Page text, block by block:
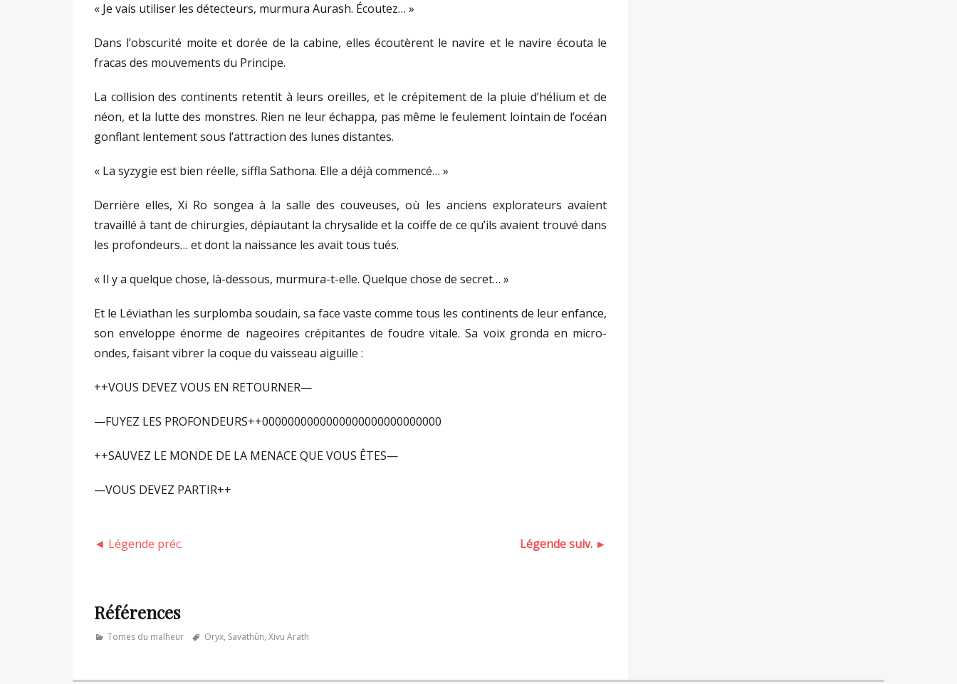
« Je vais utiliser les détecteurs, murmura Aurash. Écoutez… »
Dans l’obscurité moite et dorée de la cabine, elles écoutèrent le navire et le navire écouta le
fracas des mouvements du Principe.
La collision des continents retentit à leurs oreilles, et le crépitement de la pluie d’hélium et de
néon, et la lutte des monstres. Rien ne leur échappa, pas même le feulement lointain de l’océan
gonflant lentement sous l’attraction des lunes distantes.
« La syzygie est bien réelle, siffla Sathona. Elle a déjà commencé… »
Derrière elles, Xi Ro songea à la salle des couveuses, où les anciens explorateurs avaient
travaillé à tant de chirurgies, dépiautant la chrysalide et la coiffe de ce qu’ils avaient trouvé dans
les profondeurs… et dont la naissance les avait tous tués.
« Il y a quelque chose, là-dessous, murmura-t-elle. Quelque chose de secret… »
Et le Léviathan les surplomba soudain, sa face vaste comme tous les continents de leur enfance,
son enveloppe énorme de nageoires crépitantes de foudre vitale. Sa voix gronda en micro-
ondes, faisant vibrer la coque du vaisseau aiguille :
++VOUS DEVEZ VOUS EN RETOURNER—
—FUYEZ LES PROFONDEURS++0000000000000000000000000000
++SAUVEZ LE MONDE DE LA MENACE QUE VOUS ÊTES—
—VOUS DEVEZ PARTIR++
◄ Légende préc. Légende suiv. ►
Références
Categories
Tomes du malheur TagsOryx, Savathûn, Xivu Arath